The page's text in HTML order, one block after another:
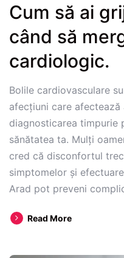
Cum să ai
când să
cardiologic.
Bolile cardiovasculare
afecțiuni care
diagnosticarea timpurie
sănătatea ta. Mulți
cred că disconfortul
simptomelor și
Arad pot preveni
Read More